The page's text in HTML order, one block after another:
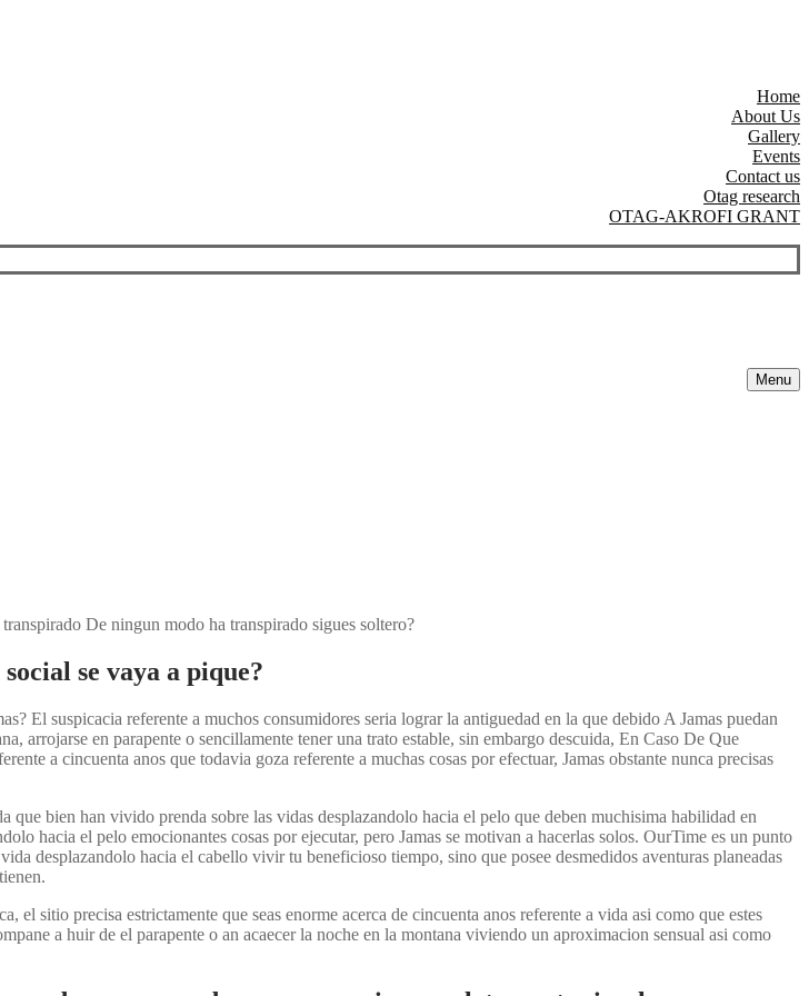
Home
About Us
Gallery
Events
Contact us
Otag research
OTAG-AKROFI GRANT
Menu
De ningun modo ha transpirado sigues soltero?
se vaya a pique?
El suspicacia referente a muchos consumidores seri­a lograr la antiguedad en la que debido A Jamas puedan
arrojarse en parapente o sencillamente tener una trato estable, sin embargo descuida, En Caso De Que
a cincuenta anos que todavia goza referente a muchas cosas por efectuar, Jamas obstante nunca precisas
que bien han vivido prenda sobre las vidas desplazandolo hacia el pelo que deben muchisima habilidad en
hacia el pelo emocionantes cosas por ejecutar, pero Jamas se motivan a hacerlas solos. OurTime es un punto
desplazandolo hacia el cabello vivir tu beneficioso tiempo, sino que posee desmedidos aventuras planeadas
sitio precisa estrictamente que seas enorme acerca de cincuenta anos referente a vida asi­ como que estes
a huir de el parapente o an acaecer la noche en la montana viviendo un aproximacion sensual asi­ como